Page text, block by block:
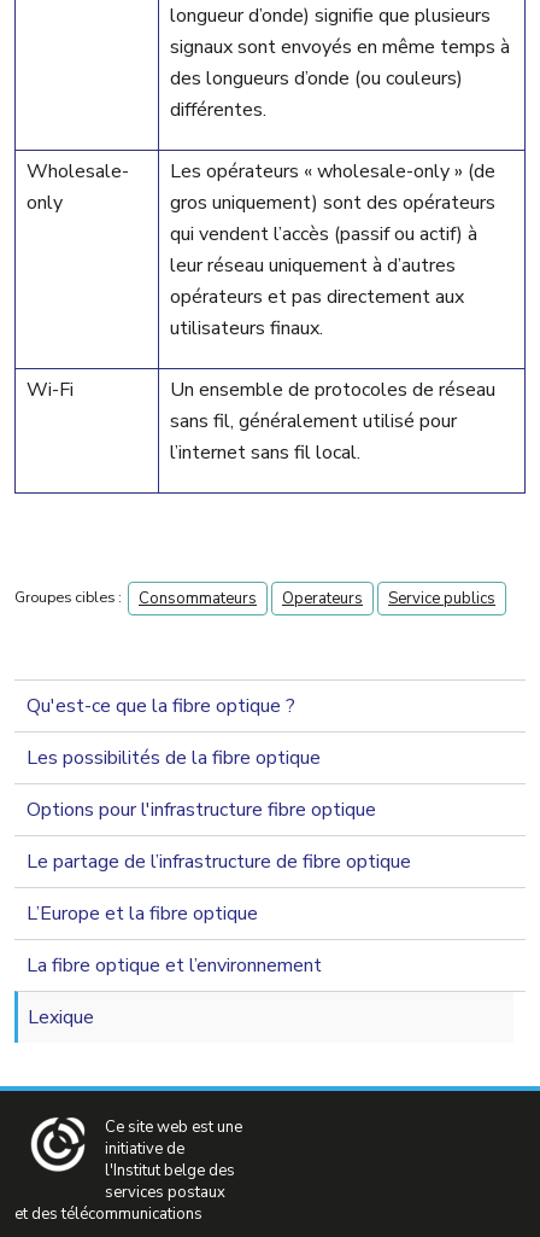
longueur d’onde) signifie que plusieurs
signaux sont envoyés en même temps à
des longueurs d’onde (ou couleurs)
différentes.
Wholesale-
only
Les opérateurs « wholesale-only » (de
gros uniquement) sont des opérateurs
qui vendent l’accès (passif ou actif) à
leur réseau uniquement à d’autres
opérateurs et pas directement aux
utilisateurs finaux.
Wi-Fi
Un ensemble de protocoles de réseau
sans fil, généralement utilisé pour
l’internet sans fil local.
Groupes cibles : Consommateurs Operateurs Service publics
navigation 2nd level
Qu'est-ce que la fibre optique ?
Les possibilités de la fibre optique
Options pour l'infrastructure fibre optique
Le partage de l’infrastructure de fibre optique
L’Europe et la fibre optique
La fibre optique et l’environnement
Lexique
Ce site web est une
initiative de
l'Institut belge des
services postaux
et des télécommunications